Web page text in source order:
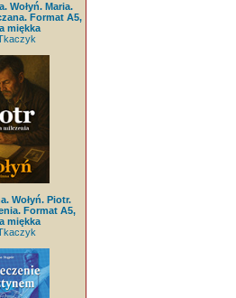
Wołyń. Maria.
Format A5,
miękka
Wołyń. Piotr.
Format A5,
miękka